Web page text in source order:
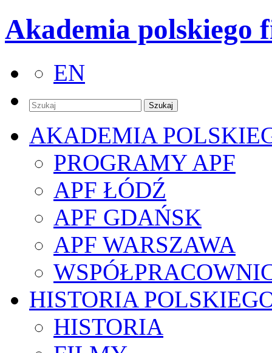
Akademia polskiego
EN
AKADEMIA
PROGRAMY APF
APF ŁÓDŹ
APF GDAŃSK
APF WARSZAWA
HISTORIA
HISTORIA